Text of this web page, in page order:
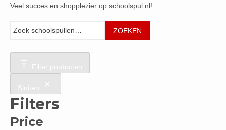
Veel succes en shopplezier op schoolspul.nl!
Zoeken
ZOEKEN
Filter producten
Sluiten
Filters
Price